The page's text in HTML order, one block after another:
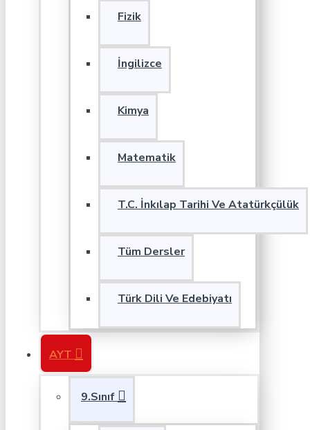
Fizik
İngilizce
Kimya
Matematik
T.C. İnkılap Tarihi Ve Atatürkçülük
Tüm Dersler
Türk Dili Ve Edebiyatı
AYT
9.Sınıf